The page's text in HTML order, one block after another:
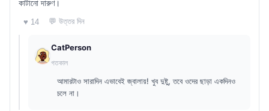
কাটানো দারুণ।
♥ 14 💬 উত্তর দিন
CatPerson
গতকাল
আমারটাও সারাদিন এভাবেই জ্বালায়! খুব দুষ্টু, তবে ওদের ছাড়া একদিনও
চলে না।